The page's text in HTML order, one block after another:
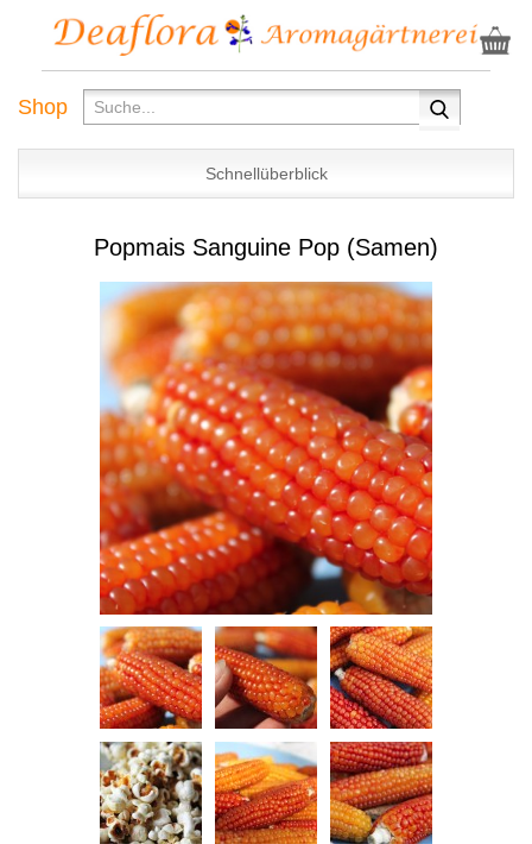
Shop
Schnellüberblick
Popmais Sanguine Pop (Samen)